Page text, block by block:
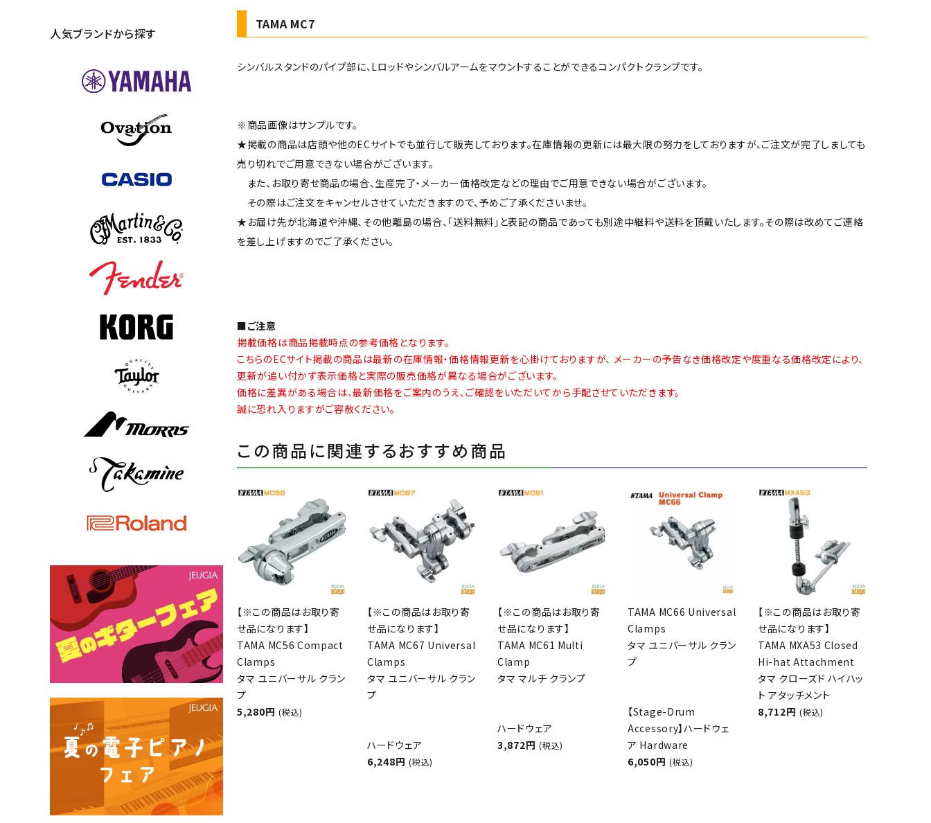
人気ブランドから探す
TAMA MC7
シンバルスタンドのパイプ部に、Lロッドやシンバルアームをマウントすることができるコンパクトクランプです。
※商品画像はサンプルです。
★掲載の商品は店頭や他のECサイトでも並行して販売しております。在庫情報の更新には最大限の努力をしておりますが、ご注文が完了しましても
売り切れでご用意できない場合がございます。
また、お取り寄せ商品の場合、生産完了・メーカー価格改定などの理由でご用意できない場合がございます。
その際はご注文をキャンセルさせていただきますので、予めご了承くださいませ。
★お届け先が北海道や沖縄、その他離島の場合、「送料無料」と表記の商品であっても別途中継料や送料を頂戴いたします。その際は改めてご連絡
を差し上げますのでご了承ください。
■ご注意
掲載価格は商品掲載時点の参考価格となります。
こちらのECサイト掲載の商品は最新の在庫情報・価格情報更新を心掛けておりますが、 メーカーの予告なき価格改定や度重なる価格改定により、
更新が追い付かず表示価格と実際の販売価格が異なる場合がございます。
価格に差異がある場合は、最新価格をご案内のうえ、ご確認をいただいてから手配させていただきます。
誠に恐れ入りますがご容赦ください。
この商品に関連するおすすめ商品
【※この商品はお取り寄
せ品になります】
TAMA MC56 Compact
Clamps
タマ ユニバーサル クラン
プ
5,280円 (税込)
【※この商品はお取り寄
せ品になります】
TAMA MC67 Universal
Clamps
タマ ユニバーサル クラン
プ
ハードウェア
6,248円 (税込)
【※この商品はお取り寄
せ品になります】
TAMA MC61 Multi
Clamp
タマ マルチ クランプ
ハードウェア
3,872円 (税込)
TAMA MC66 Universal
Clamps
タマ ユニバーサル クラン
プ
【Stage-Drum
Accessory】ハードウェ
ア Hardware
6,050円 (税込)
【※この商品はお取り寄
せ品になります】
TAMA MXA53 Closed
Hi-hat Attachment
タマ クローズド ハイハッ
ト アタッチメント
8,712円 (税込)